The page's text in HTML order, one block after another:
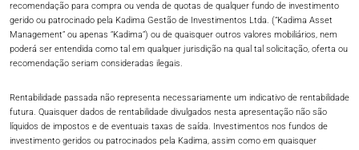
recomendação para compra ou venda de quotas de qualquer fundo de investimento
gerido ou patrocinado pela Kadima Gestão de Investimentos Ltda. (“Kadima Asset
Management” ou apenas “Kadima”) ou de quaisquer outros valores mobiliários, nem
poderá ser entendida como tal em qualquer jurisdição na qual tal solicitação, oferta ou
recomendação seriam consideradas ilegais.​
Rentabilidade passada não representa necessariamente um indicativo de rentabilidade
futura. Quaisquer dados de rentabilidade divulgados nesta apresentação não são
líquidos de impostos e de eventuais taxas de saída. Investimentos nos fundos de
investimento geridos ou patrocinados pela Kadima, assim como em quaisquer